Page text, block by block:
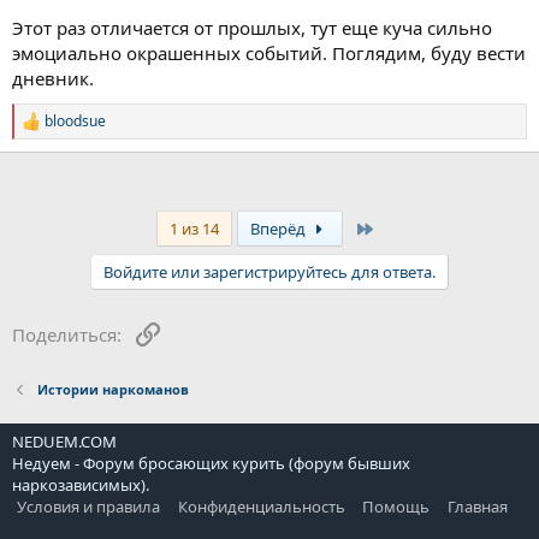
Радует то, что по опыту прошлых разов я, скорее всего, не
сорвусь. Несколько месяцев, точно, пока будет люто
Хорошо, что есть этот форум и Вы. Больше мне некуда пойти и
некому рассказать все начистоту.
Читаю про успехи других и меня это радует. Хочется кричать:
Этот раз отличается от прошлых, тут еще куча сильно
эмоциально окрашенных событий. Поглядим, буду вести
дневник.
Р
е
bloodsue
1 из 14 Вперёд
Войдите или зарегистрируйтесь для ответа.
Поделиться: Ссылка
Истории наркоманов
NEDUEM.COM
Недуем - Форум бросающих курить (форум бывших
наркозависимых).
Условия и правила
Конфиденциальность Помощь Главная